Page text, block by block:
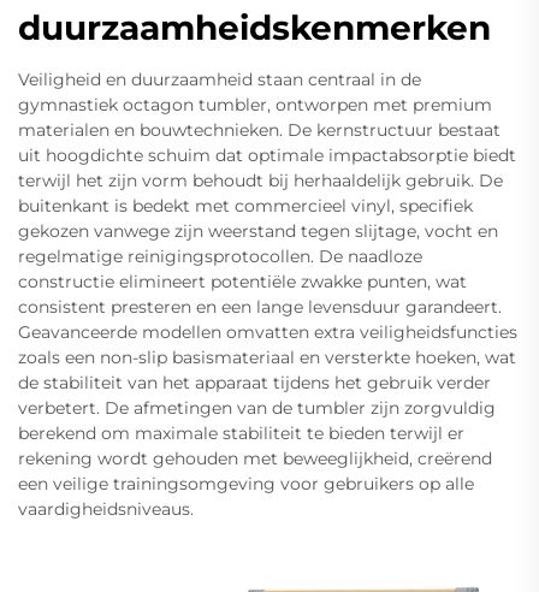
duurzaamheidskenmerken
Veiligheid en duurzaamheid staan centraal in de
gymnastiek octagon tumbler, ontworpen met premium
materialen en bouwtechnieken. De kernstructuur bestaat
uit hoogdichte schuim dat optimale impactabsorptie biedt
terwijl het zijn vorm behoudt bij herhaaldelijk gebruik. De
buitenkant is bedekt met commercieel vinyl, specifiek
gekozen vanwege zijn weerstand tegen slijtage, vocht en
regelmatige reinigingsprotocollen. De naadloze
constructie elimineert potentiële zwakke punten, wat
consistent presteren en een lange levensduur garandeert.
Geavanceerde modellen omvatten extra veiligheidsfuncties
zoals een non-slip basismateriaal en versterkte hoeken, wat
de stabiliteit van het apparaat tijdens het gebruik verder
verbetert. De afmetingen van de tumbler zijn zorgvuldig
berekend om maximale stabiliteit te bieden terwijl er
rekening wordt gehouden met beweeglijkheid, creërend
een veilige trainingsomgeving voor gebruikers op alle
vaardigheidsniveaus.